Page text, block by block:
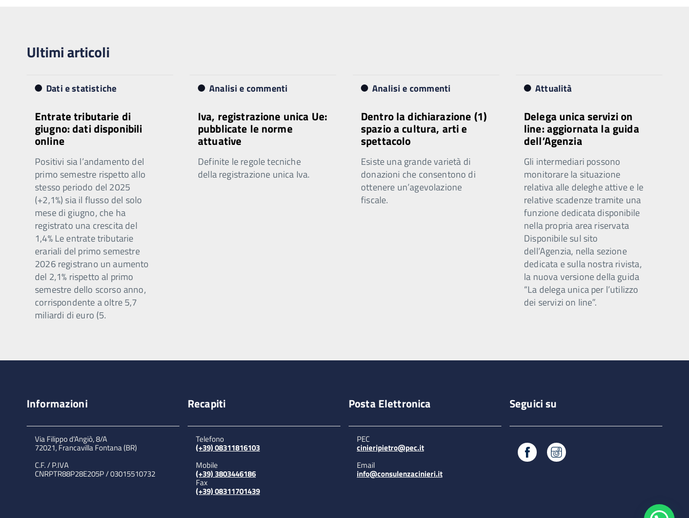
Ultimi articoli
Dati e statistiche
Entrate tributarie di
giugno: dati disponibili
online
Positivi sia l’andamento del
primo semestre rispetto allo
stesso periodo del 2025
(+2,1%) sia il flusso del solo
mese di giugno, che ha
registrato una crescita del
1,4% Le entrate tributarie
erariali del primo semestre
2026 registrano un aumento
del 2,1% rispetto al primo
semestre dello scorso anno,
corrispondente a oltre 5,7
miliardi di euro (5.
Analisi e commenti
Iva, registrazione unica Ue:
pubblicate le norme
attuative
Definite le regole tecniche
della registrazione unica Iva.
Analisi e commenti
Dentro la dichiarazione (1)
spazio a cultura, arti e
spettacolo
Esiste una grande varietà di
donazioni che consentono di
ottenere un’agevolazione
fiscale.
Attualità
Delega unica servizi on
line: aggiornata la guida
dell’Agenzia
Gli intermediari possono
monitorare la situazione
relativa alle deleghe attive e le
relative scadenze tramite una
funzione dedicata disponibile
nella propria area riservata
Disponibile sul sito
dell’Agenzia, nella sezione
dedicata e sulla nostra rivista,
la nuova versione della guida
“La delega unica per l’utilizzo
dei servizi on line”.
Informazioni
Via Filippo d'Angiò, 8/A
72021, Francavilla Fontana (BR)
C.F. / P.IVA
CNRPTR88P28E205P / 03015510732
Recapiti
Telefono
(+39) 08311816103
Mobile
(+39) 3803446186
Fax
(+39) 08311701439
Posta Elettronica
PEC
cinieripietro@pec.it
Email
info@consulenzacinieri.it
Seguici su
Facebook